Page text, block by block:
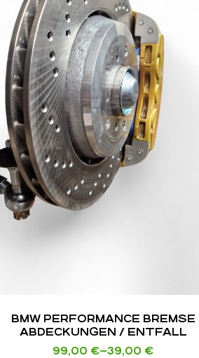
BMW PERFORMANCE BREMSE
ABDECKUNGEN / ENTFALL
SCHWINGUNGSDÄMPFER
39,00 €
–
99,00 €